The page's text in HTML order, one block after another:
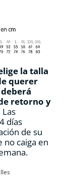
la talla
querer
retorno y
Las
días
de su
no caiga en